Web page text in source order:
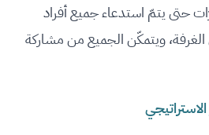
حتى يتمّ استدعاء جميع أفراد
ويتمكّن الجميع من مشاركة